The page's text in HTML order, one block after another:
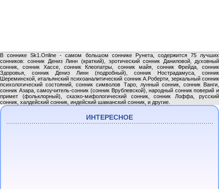
В соннике Sk1.Online - самом большом соннике Рунета, содержится 75 лучших
сонников: сонник Дениз Линн (краткий), эротический сонник Даниловой, духовный
сонник, сонник Хассе, сонник Клеопатры, сонник майя, сонник Фрейда, сонник
Здоровья, сонник Дениз Линн (подробный), сонник Нострадамуса, сонник
Шереминской, итальянский психоаналитический сонник А.Роберти, зеркальный сонник
психологический состояний, сонник символов Таро, лунный сонник, сонник Ванги,
сонник Азара, самоучитель-сонник (сонник Врублевской), народный сонник поверий и
примет (фольклорный), сказко-мифологический сонник, сонник Лоффа, русский
сонник, халдейский сонник, индейский шаманский сонник, и другие.
ИНТЕРЕСНОЕ